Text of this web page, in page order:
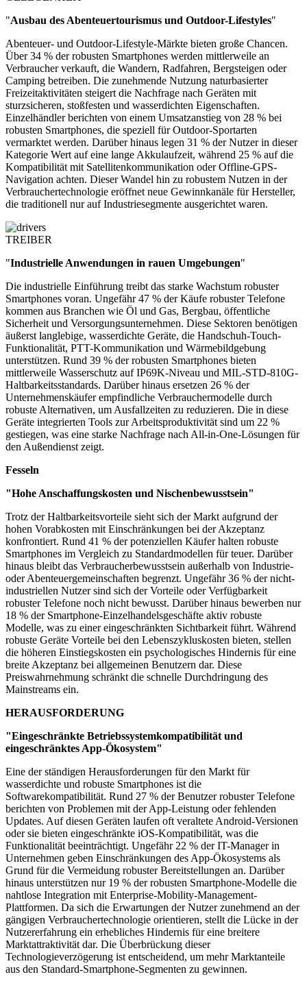
"Ausbau des Abenteuertourismus und Outdoor-Lifestyles"
Abenteuer- und Outdoor-Lifestyle-Märkte bieten große Chancen.
Über 34 % der robusten Smartphones werden mittlerweile an
Verbraucher verkauft, die Wandern, Radfahren, Bergsteigen oder
Camping betreiben. Die zunehmende Nutzung naturbasierter
Freizeitaktivitäten steigert die Nachfrage nach Geräten mit
sturzsicheren, stoßfesten und wasserdichten Eigenschaften.
Einzelhändler berichten von einem Umsatzanstieg von 28 % bei
robusten Smartphones, die speziell für Outdoor-Sportarten
vermarktet werden. Darüber hinaus legen 31 % der Nutzer in dieser
Kategorie Wert auf eine lange Akkulaufzeit, während 25 % auf die
Kompatibilität mit Satellitenkommunikation oder Offline-GPS-
Navigation achten. Dieser Wandel hin zu robustem Nutzen in der
Verbrauchertechnologie eröffnet neue Gewinnkanäle für Hersteller,
die traditionell nur auf Industriesegmente ausgerichtet waren.
TREIBER
"Industrielle Anwendungen in rauen Umgebungen"
Die industrielle Einführung treibt das starke Wachstum robuster
Smartphones voran. Ungefähr 47 % der Käufe robuster Telefone
kommen aus Branchen wie Öl und Gas, Bergbau, öffentliche
Sicherheit und Versorgungsunternehmen. Diese Sektoren benötigen
äußerst langlebige, wasserdichte Geräte, die Handschuh-Touch-
Funktionalität, PTT-Kommunikation und Wärmebildgebung
unterstützen. Rund 39 % der robusten Smartphones bieten
mittlerweile Wasserschutz auf IP69K-Niveau und MIL-STD-810G-
Haltbarkeitsstandards. Darüber hinaus ersetzen 26 % der
Unternehmenskäufer empfindliche Verbrauchermodelle durch
robuste Alternativen, um Ausfallzeiten zu reduzieren. Die in diese
Geräte integrierten Tools zur Arbeitsproduktivität sind um 22 %
gestiegen, was eine starke Nachfrage nach All-in-One-Lösungen für
den Außendienst zeigt.
Fesseln
"Hohe Anschaffungskosten und Nischenbewusstsein"
Trotz der Haltbarkeitsvorteile sieht sich der Markt aufgrund der
hohen Vorabkosten mit Einschränkungen bei der Akzeptanz
konfrontiert. Rund 41 % der potenziellen Käufer halten robuste
Smartphones im Vergleich zu Standardmodellen für teuer. Darüber
hinaus bleibt das Verbraucherbewusstsein außerhalb von Industrie-
oder Abenteuergemeinschaften begrenzt. Ungefähr 36 % der nicht-
industriellen Nutzer sind sich der Vorteile oder Verfügbarkeit
robuster Telefone noch nicht bewusst. Darüber hinaus bewerben nur
18 % der Smartphone-Einzelhandelsgeschäfte aktiv robuste
Modelle, was zu einer eingeschränkten Sichtbarkeit führt. Während
robuste Geräte Vorteile bei den Lebenszykluskosten bieten, stellen
die höheren Einstiegskosten ein psychologisches Hindernis für eine
breite Akzeptanz bei allgemeinen Benutzern dar. Diese
Preiswahrnehmung schränkt die schnelle Durchdringung des
Mainstreams ein.
HERAUSFORDERUNG
"Eingeschränkte Betriebssystemkompatibilität und
eingeschränktes App-Ökosystem"
Eine der ständigen Herausforderungen für den Markt für
wasserdichte und robuste Smartphones ist die
Softwarekompatibilität. Rund 27 % der Benutzer robuster Telefone
berichten von Problemen mit der App-Leistung oder fehlenden
Updates. Auf diesen Geräten laufen oft veraltete Android-Versionen
oder sie bieten eingeschränkte iOS-Kompatibilität, was die
Funktionalität beeinträchtigt. Ungefähr 22 % der IT-Manager in
Unternehmen geben Einschränkungen des App-Ökosystems als
Grund für die Vermeidung robuster Bereitstellungen an. Darüber
hinaus unterstützen nur 19 % der robusten Smartphone-Modelle die
nahtlose Integration mit Enterprise-Mobility-Management-
Plattformen. Da sich die Erwartungen der Nutzer zunehmend an der
gängigen Verbrauchertechnologie orientieren, stellt die Lücke in der
Nutzererfahrung ein erhebliches Hindernis für eine breitere
Marktattraktivität dar. Die Überbrückung dieser
Technologieverzögerung ist entscheidend, um mehr Marktanteile
aus den Standard-Smartphone-Segmenten zu gewinnen.